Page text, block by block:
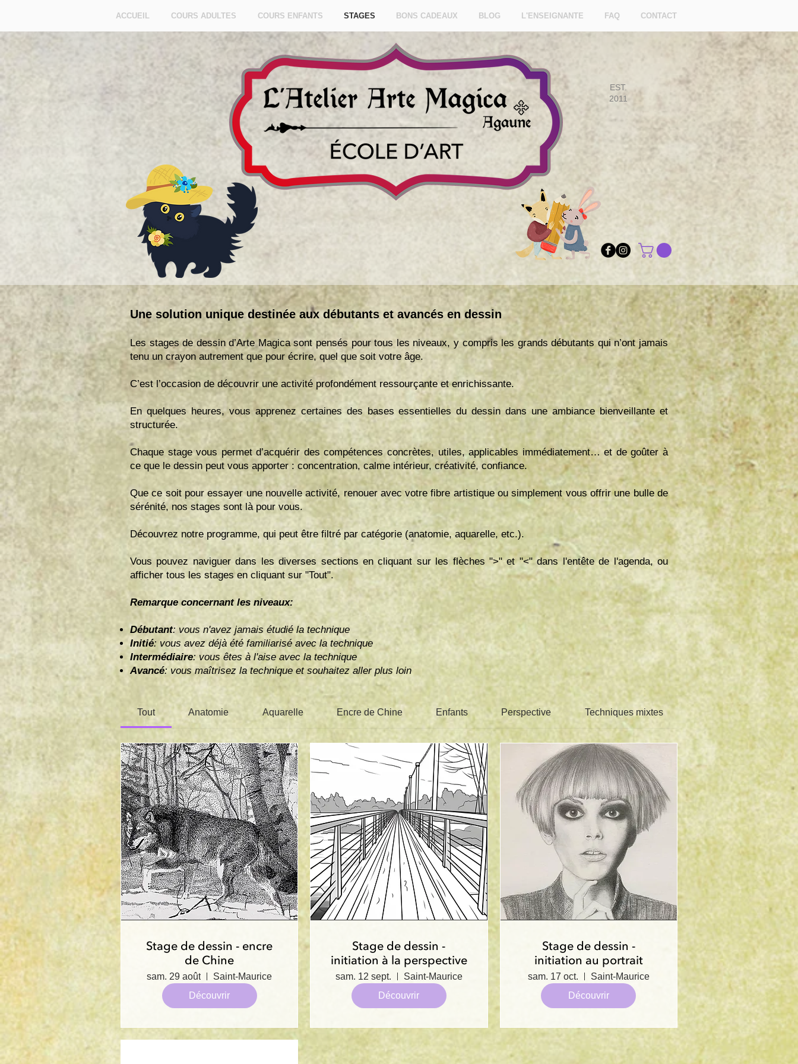
ACCUEIL COURS ADULTES COURS ENFANTS STAGES BONS CADEAUX BLOG L'ENSEIGNANTE FAQ CONTACT
EST.
2011
Tout Anatomie Aquarelle Encre de Chine Enfants Perspective Techniques mixtes Thèmes spéciaux
Stage de dessin - encre
de Chine
sam. 29 août
Saint-Maurice
Découvrir
Stage de dessin -
initiation à la perspective
sam. 12 sept.
Saint-Maurice
Découvrir
Stage de dessin -
initiation au portrait
sam. 17 oct.
Saint-Maurice
Découvrir
Une solution unique destinée aux débutants et avancés en dessin
Les stages de dessin d’Arte Magica sont pensés pour tous les niveaux, y compris les grands débutants qui n’ont jamais
tenu un crayon autrement que pour écrire, quel que soit votre âge.
C’est l’occasion de découvrir une activité profondément ressourçante et enrichissante.
En quelques heures, vous apprenez certaines des bases essentielles du dessin dans une ambiance bienveillante et
structurée.
Chaque stage vous permet d’acquérir des compétences concrètes, utiles, applicables immédiatement… et de goûter à
ce que le dessin peut vous apporter : concentration, calme intérieur, créativité, confiance.
Que ce soit pour essayer une nouvelle activité, renouer avec votre fibre artistique ou simplement vous offrir une bulle de
sérénité, nos stages sont là pour vous.
Découvrez notre programme, qui peut être filtré par catégorie (anatomie, aquarelle, etc.).
Vous pouvez naviguer dans les diverses sections en cliquant sur les flèches ">" et "<" dans l'entête de l'agenda, ou
afficher tous les stages en cliquant sur "Tout".
Remarque concernant les niveaux:
Débutant: vous n'avez jamais étudié la technique
Initié: vous avez déjà été familiarisé avec la technique
Intermédiaire: vous êtes à l'aise avec la technique
Avancé: vous maîtrisez la technique et souhaitez aller plus loin